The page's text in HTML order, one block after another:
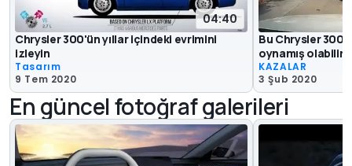
04:40
Chrysler 300'ün yıllar içindeki evrimini
izleyin
Tasarım
9 Tem 2020
Bu Chrysler 300
oynamış olabilir
KAZALAR
3 Şub 2020
En güncel fotoğraf galerileri